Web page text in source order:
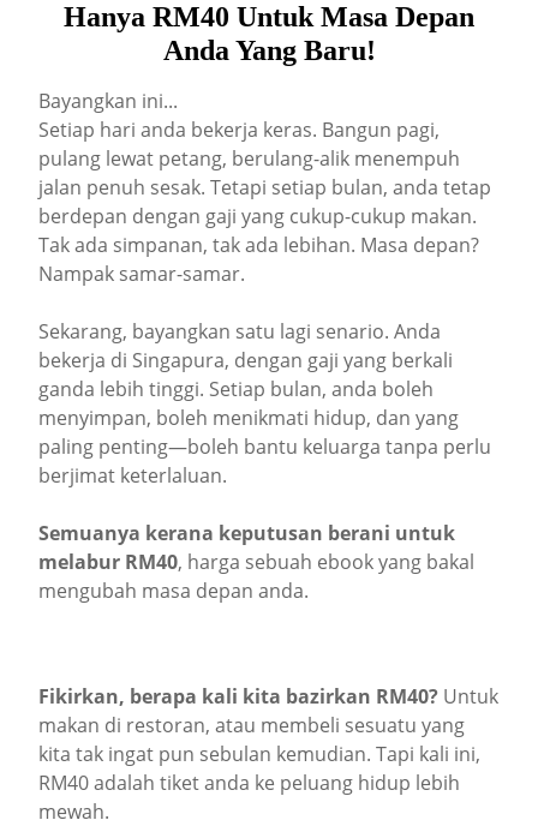
Hanya RM40 Untuk Masa Depan
Anda Yang Baru!
Bayangkan ini...
Setiap hari anda bekerja keras. Bangun pagi,
pulang lewat petang, berulang-alik menempuh
jalan penuh sesak. Tetapi setiap bulan, anda tetap
berdepan dengan gaji yang cukup-cukup makan.
Tak ada simpanan, tak ada lebihan. Masa depan?
Nampak samar-samar.
Sekarang, bayangkan satu lagi senario. Anda
bekerja di Singapura, dengan gaji yang berkali
ganda lebih tinggi. Setiap bulan, anda boleh
menyimpan, boleh menikmati hidup, dan yang
paling penting—boleh bantu keluarga tanpa perlu
berjimat keterlaluan.
Semuanya kerana keputusan berani untuk
melabur RM40, harga sebuah ebook yang bakal
mengubah masa depan anda.
Fikirkan, berapa kali kita bazirkan RM40? Untuk
makan di restoran, atau membeli sesuatu yang
kita tak ingat pun sebulan kemudian. Tapi kali ini,
RM40 adalah tiket anda ke peluang hidup lebih
mewah.